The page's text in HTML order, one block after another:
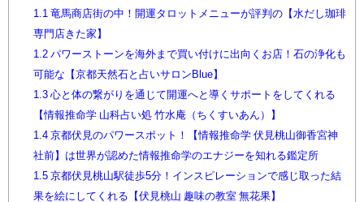
1.1 竜馬商店街の中！開運タロットメニューが評判の【水だし珈琲
専門店きた家】
1.2パワーストーンを海外まで買い付けに出向くお店！石の浄化も
可能な【京都天然石と占いサロンBlue】
1.3心と体の繋がりを通じて開運へと導くサポートをしてくれる
【情報推命学 山科占い処 竹水庵（ちくすいあん）】
1.4京都伏見のパワースポット！【情報推命学 伏見桃山御香宮神
社前】は世界が認めた情報推命学のエナジーを知れる鑑定所
1.5京都伏見桃山駅徒歩5分！インスピレーションで感じ取った結
果を絵にしてくれる【伏見桃山 趣味の教室 無花果】